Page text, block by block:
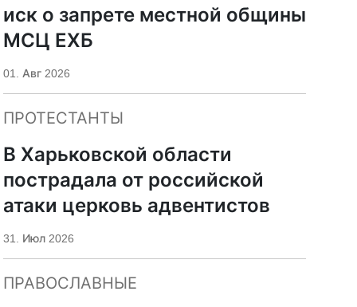
иск о запрете местной общины
МСЦ ЕХБ
01. Авг 2026
ПРОТЕСТАНТЫ
В Харьковской области
пострадала от российской
атаки церковь адвентистов
31. Июл 2026
ПРАВОСЛАВНЫЕ